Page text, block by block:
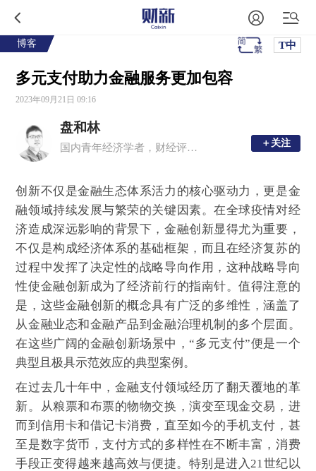
博客 T中
多元支付助力金融服务更加包容
2023年09月21日 09:16
盘和林
国内青年经济学者，财经评论员 ＋关注
＋关注
创新不仅是金融生态体系活力的核心驱动力，更是金
融领域持续发展与繁荣的关键因素。在全球疫情对经
济造成深远影响的背景下，金融创新显得尤为重要，
不仅是构成经济体系的基础框架，而且在经济复苏的
过程中发挥了决定性的战略导向作用，这种战略导向
性使金融创新成为了经济前行的指南针。值得注意的
是，这些金融创新的概念具有广泛的多维性，涵盖了
从金融业态和金融产品到金融治理机制的多个层面。
在这些广阔的金融创新场景中，“多元支付”便是一个
典型且极具示范效应的典型案例。
在过去几十年中，金融支付领域经历了翻天覆地的革
新。从粮票和布票的物物交换，演变至现金交易，进
而到信用卡和借记卡消费，直至如今的手机支付，甚
至是数字货币，支付方式的多样性在不断丰富，消费
手段正变得越来越高效与便捷。特别是进入21世纪以